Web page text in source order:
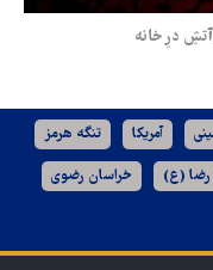
درِ خانه
آمریکا تنگه هرمز
رضا (ع) خراسان رضوی